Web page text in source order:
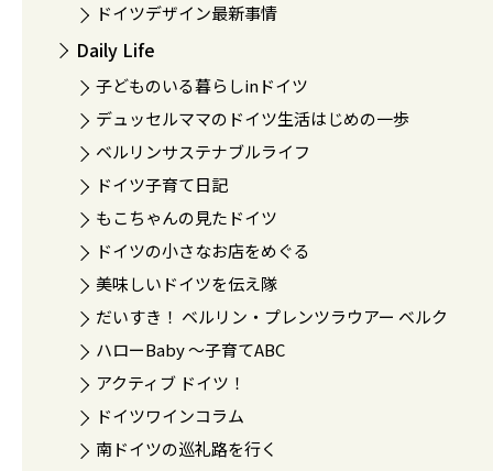
ドイツデザイン最新事情
Daily Life
子どものいる暮らしinドイツ
デュッセルママのドイツ生活はじめの一歩
ベルリンサステナブルライフ
ドイツ子育て日記
もこちゃんの見たドイツ
ドイツの小さなお店をめぐる
美味しいドイツを伝え隊
だいすき！ ベルリン・プレンツラウアー ベルク
ハローBaby 〜子育てABC
アクティブ ドイツ！
ドイツワインコラム
南ドイツの巡礼路を行く